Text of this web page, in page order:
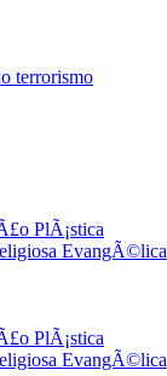
terrorismo
PlÃ¡stica
EvangÃ©lica
PlÃ¡stica
EvangÃ©lica